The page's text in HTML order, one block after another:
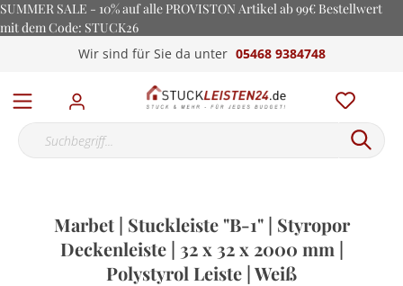
SUMMER SALE - 10% auf alle PROVISTON Artikel ab 99€ Bestellwert
mit dem Code: STUCK26
Wir sind für Sie da unter 05468 9384748
Marbet | Stuckleiste "B-1" | Styropor
Deckenleiste | 32 x 32 x 2000 mm |
Polystyrol Leiste | Weiß